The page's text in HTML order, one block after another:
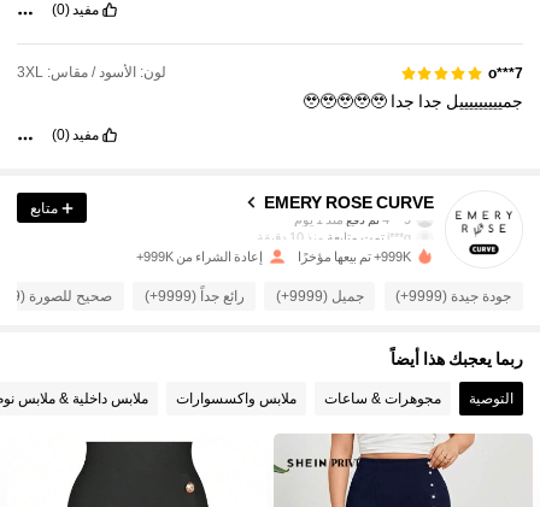
مفيد(0)
o***7 لون: الأسود / مقاس: 3XL
جميييييييييل جدا جدا🥹🥹🥹🥹🥹
مفيد(0)
EMERY ROSE CURVE
j***q تمت متابعة منذ 10 دقيقة
1M متابعون
متابع
999K+ تم بيعها مؤخرًا إعادة الشراء من 999K+
جودة جيدة (9999+) جميل (9999+) رائع جداً (9999+) صحيح للصورة (9999+)
ربما يعجبك هذا أيضاً
التوصية مجوهرات & ساعات ملابس واكسسوارات ملابس داخلية & ملابس